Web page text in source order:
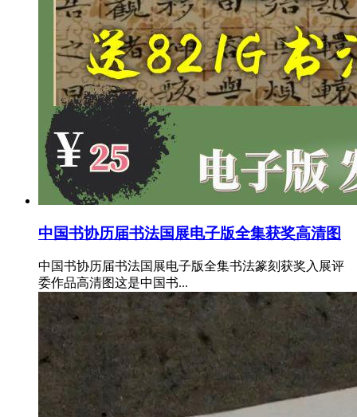
中国书协历届书法国展电子版全集获奖高清图
中国书协历届书法国展电子版全集书法篆刻获奖入展评
委作品高清图这是中国书...